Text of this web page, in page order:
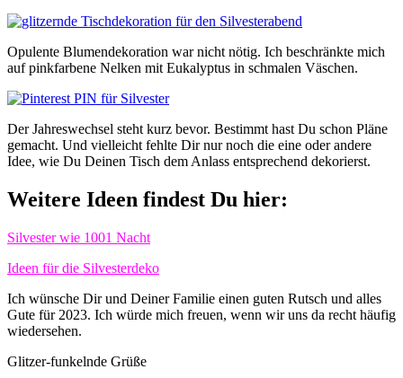
Opulente Blumendekoration war nicht nötig. Ich beschränkte mich
auf pinkfarbene Nelken mit Eukalyptus in schmalen Väschen.
Der Jahreswechsel steht kurz bevor. Bestimmt hast Du schon Pläne
gemacht. Und vielleicht fehlte Dir nur noch die eine oder andere
Idee, wie Du Deinen Tisch dem Anlass entsprechend dekorierst.
Weitere Ideen findest Du hier:
Silvester wie 1001 Nacht
Ideen für die Silvesterdeko
Ich wünsche Dir und Deiner Familie einen guten Rutsch und alles
Gute für 2023. Ich würde mich freuen, wenn wir uns da recht häufig
wiedersehen.
Glitzer-funkelnde Grüße